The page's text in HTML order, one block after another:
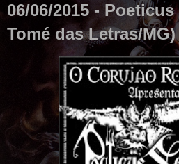
06/06/2015 -
Tomé das Letras/MG)